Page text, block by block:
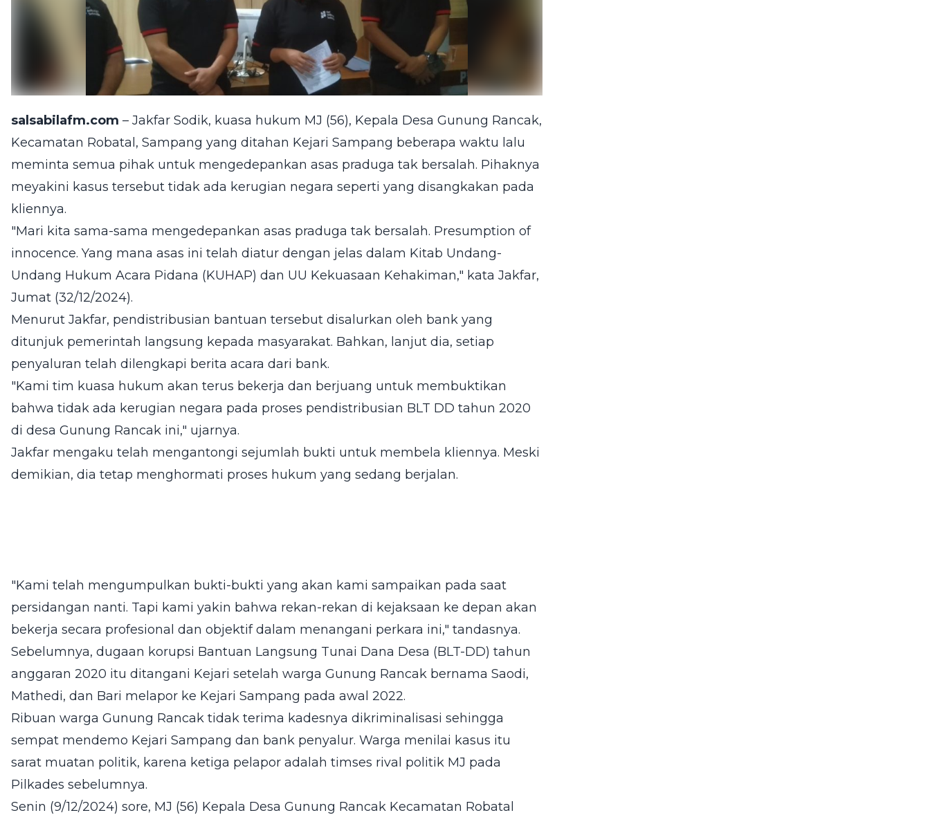
salsabilafm.com – Jakfar Sodik, kuasa hukum MJ (56), Kepala Desa Gunung Rancak,
Kecamatan Robatal, Sampang yang ditahan Kejari Sampang beberapa waktu lalu
meminta semua pihak untuk mengedepankan asas praduga tak bersalah. Pihaknya
meyakini kasus tersebut tidak ada kerugian negara seperti yang disangkakan pada
kliennya.
"Mari kita sama-sama mengedepankan asas praduga tak bersalah. Presumption of
innocence. Yang mana asas ini telah diatur dengan jelas dalam Kitab Undang-
Undang Hukum Acara Pidana (KUHAP) dan UU Kekuasaan Kehakiman," kata Jakfar,
Jumat (32/12/2024).
Menurut Jakfar, pendistribusian bantuan tersebut disalurkan oleh bank yang
ditunjuk pemerintah langsung kepada masyarakat. Bahkan, lanjut dia, setiap
penyaluran telah dilengkapi berita acara dari bank.
"Kami tim kuasa hukum akan terus bekerja dan berjuang untuk membuktikan
bahwa tidak ada kerugian negara pada proses pendistribusian BLT DD tahun 2020
di desa Gunung Rancak ini," ujarnya.
Jakfar mengaku telah mengantongi sejumlah bukti untuk membela kliennya. Meski
demikian, dia tetap menghormati proses hukum yang sedang berjalan.
"Kami telah mengumpulkan bukti-bukti yang akan kami sampaikan pada saat
persidangan nanti. Tapi kami yakin bahwa rekan-rekan di kejaksaan ke depan akan
bekerja secara profesional dan objektif dalam menangani perkara ini," tandasnya.
Sebelumnya, dugaan korupsi Bantuan Langsung Tunai Dana Desa (BLT-DD) tahun
anggaran 2020 itu ditangani Kejari setelah warga Gunung Rancak bernama Saodi,
Mathedi, dan Bari melapor ke Kejari Sampang pada awal 2022.
Ribuan warga Gunung Rancak tidak terima kadesnya dikriminalisasi sehingga
sempat mendemo Kejari Sampang dan bank penyalur. Warga menilai kasus itu
sarat muatan politik, karena ketiga pelapor adalah timses rival politik MJ pada
Pilkades sebelumnya.
Senin (9/12/2024) sore, MJ (56) Kepala Desa Gunung Rancak Kecamatan Robatal